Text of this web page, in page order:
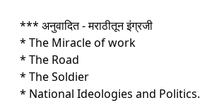
*** अनुवादित - मराठीतून इंग्रजी
* The Miracle of work
* The Road
* The Soldier
* National Ideologies and Politics.